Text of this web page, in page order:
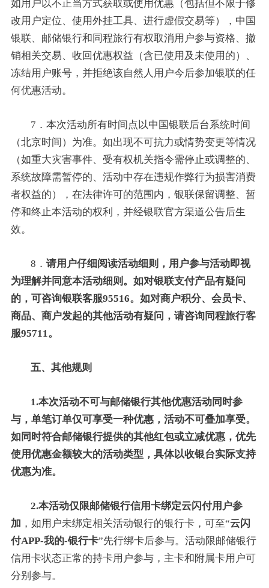
如用户以不正当方式获取或使用优惠（包括但不限于修
改用户定位、使用外挂工具、进行虚假交易等），中国
银联、邮储银行和同程旅行有权取消用户参与资格、撤
销相关交易、收回优惠权益（含已使用及未使用的）、
冻结用户账号，并拒绝该自然人用户今后参加银联的任
何优惠活动。
7．本次活动所有时间点以中国银联后台系统时间
（北京时间）为准。如出现不可抗力或情势变更等情况
（如重大灾害事件、受有权机关指令需停止或调整的、
系统故障需暂停的、活动中存在违规作弊行为损害消费
者权益的），在法律许可的范围内，银联保留调整、暂
停和终止本活动的权利，并经银联官方渠道公告后生
效。
8．请用户仔细阅读活动细则，用户参与活动即视
为理解并同意本活动细则。如对银联支付产品有疑问
的，可咨询银联客服95516。如对商户积分、会员卡、
商品、商户发起的其他活动有疑问，请咨询同程旅行客
服95711。
五、其他规则
1.本次活动不可与邮储银行其他优惠活动同时参
与，单笔订单仅可享受一种优惠，活动不可叠加享受。
如同时符合邮储银行提供的其他红包或立减优惠，优先
使用优惠金额较大的活动类型，具体以收银台实际支持
优惠为准。
2.本活动仅限邮储银行信用卡绑定云闪付用户参
加 ，如用户未绑定相关活动银行的银行卡，可至“云闪
付APP-我的-银行卡”先行绑卡后参与。活动限邮储银行
信用卡状态正常的持卡用户参与，主卡和附属卡用户可
分别参与。